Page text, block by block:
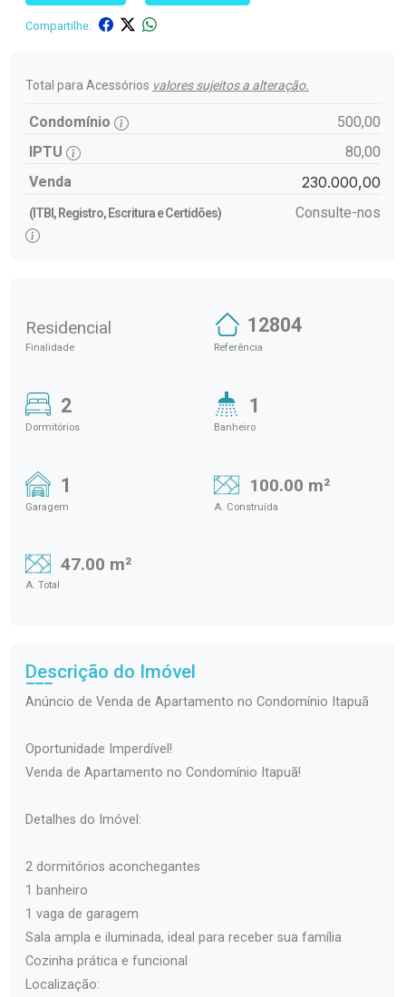
Compartilhe:
Total para Acessórios valores sujeitos a alteração.
Condomínio
500,00
IPTU
80,00
Venda
230.000,00
(ITBI, Registro, Escritura e Certidões) Consulte-nos
Residencial
Finalidade
12804
Referência
2
Dormitórios
1
Banheiro
1
Garagem
100.00 m²
A. Construída
47.00 m²
A. Total
Descrição do Imóvel
Anúncio de Venda de Apartamento no Condomínio Itapuã
Oportunidade Imperdível!
Venda de Apartamento no Condomínio Itapuã!
Detalhes do Imóvel:
2 dormitórios aconchegantes
1 banheiro
1 vaga de garagem
Sala ampla e iluminada, ideal para receber sua família
Cozinha prática e funcional
Localização: